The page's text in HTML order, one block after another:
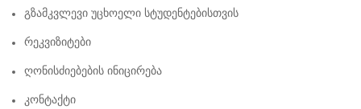
Გზამკვლევი Უცხოელი Სტუდენტებისთვის
Რეკვიზიტები
Ღონისძიებების Ინიცირება
Კონტაქტი